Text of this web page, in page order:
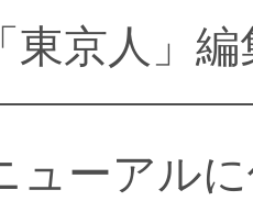
東京人」
ューアル